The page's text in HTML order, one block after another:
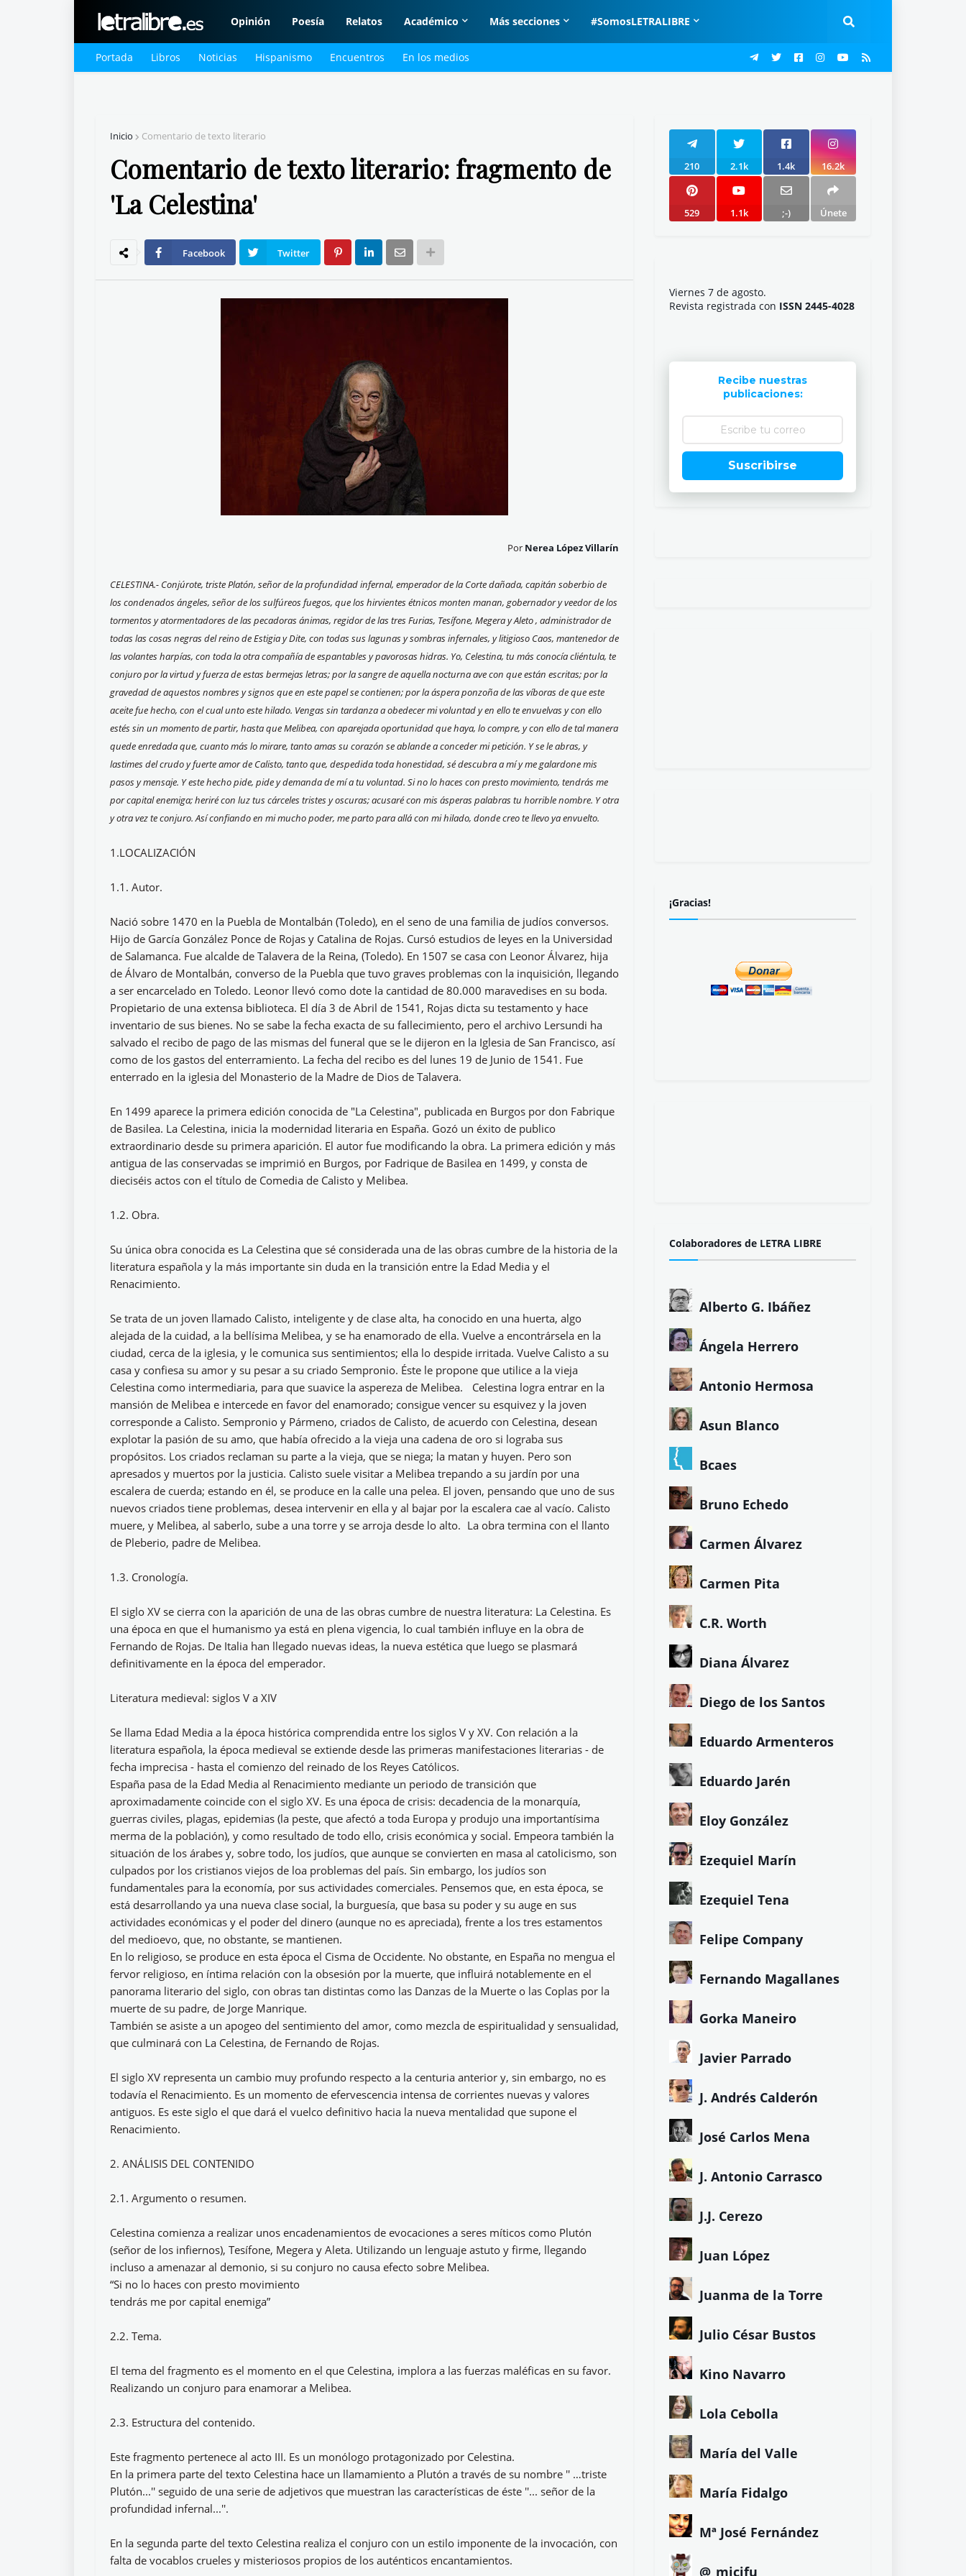
Opinión Poesía Relatos Académico Más secciones #SomosLETRALIBRE
Portada Libros Noticias Hispanismo Encuentros En los medios
Inicio Comentario de texto literario
Comentario de texto literario: fragmento de
'La Celestina'
Facebook Twitter
Por Nerea López Villarín
CELESTINA.- Conjúrote, triste Platón, señor de la profundidad infernal, emperador de la Corte dañada, capitán soberbio de
los condenados ángeles, señor de los sulfúreos fuegos, que los hirvientes étnicos monten manan, gobernador y veedor de los
tormentos y atormentadores de las pecadoras ánimas, regidor de las tres Furias, Tesífone, Megera y Aleto , administrador de
todas las cosas negras del reino de Estigia y Dite, con todas sus lagunas y sombras infernales, y litigioso Caos, mantenedor de
las volantes harpías, con toda la otra compañía de espantables y pavorosas hidras. Yo, Celestina, tu más conocía cliéntula, te
conjuro por la virtud y fuerza de estas bermejas letras; por la sangre de aquella nocturna ave con que están escritas; por la
gravedad de aquestos nombres y signos que en este papel se contienen; por la áspera ponzoña de las víboras de que este
aceite fue hecho, con el cual unto este hilado. Vengas sin tardanza a obedecer mi voluntad y en ello te envuelvas y con ello
estés sin un momento de partir, hasta que Melibea, con aparejada oportunidad que haya, lo compre, y con ello de tal manera
quede enredada que, cuanto más lo mirare, tanto amas su corazón se ablande a conceder mi petición. Y se le abras, y
lastimes del crudo y fuerte amor de Calisto, tanto que, despedida toda honestidad, sé descubra a mí y me galardone mis
pasos y mensaje. Y este hecho pide, pide y demanda de mí a tu voluntad. Si no lo haces con presto movimiento, tendrás me
por capital enemiga; heriré con luz tus cárceles tristes y oscuras; acusaré con mis ásperas palabras tu horrible nombre. Y otra
y otra vez te conjuro. Así confiando en mi mucho poder, me parto para allá con mi hilado, donde creo te llevo ya envuelto.
1.LOCALIZACIÓN
1.1. Autor.
Nació sobre 1470 en la Puebla de Montalbán (Toledo), en el seno de una familia de judíos conversos.
Hijo de García González Ponce de Rojas y Catalina de Rojas. Cursó estudios de leyes en la Universidad
de Salamanca. Fue alcalde de Talavera de la Reina, (Toledo). En 1507 se casa con Leonor Álvarez, hija
de Álvaro de Montalbán, converso de la Puebla que tuvo graves problemas con la inquisición, llegando
a ser encarcelado en Toledo. Leonor llevó como dote la cantidad de 80.000 maravedises en su boda.
Propietario de una extensa biblioteca. El día 3 de Abril de 1541, Rojas dicta su testamento y hace
inventario de sus bienes. No se sabe la fecha exacta de su fallecimiento, pero el archivo Lersundi ha
salvado el recibo de pago de las mismas del funeral que se le dijeron en la Iglesia de San Francisco, así
como de los gastos del enterramiento. La fecha del recibo es del lunes 19 de Junio de 1541. Fue
enterrado en la iglesia del Monasterio de la Madre de Dios de Talavera.
En 1499 aparece la primera edición conocida de "La Celestina", publicada en Burgos por don Fabrique
de Basilea. La Celestina, inicia la modernidad literaria en España. Gozó un éxito de publico
extraordinario desde su primera aparición. El autor fue modificando la obra. La primera edición y más
antigua de las conservadas se imprimió en Burgos, por Fadrique de Basilea en 1499, y consta de
dieciséis actos con el título de Comedia de Calisto y Melibea.
1.2. Obra.
Su única obra conocida es La Celestina que sé considerada una de las obras cumbre de la historia de la
literatura española y la más importante sin duda en la transición entre la Edad Media y el
Renacimiento.
Se trata de un joven llamado Calisto, inteligente y de clase alta, ha conocido en una huerta, algo
alejada de la cuidad, a la bellísima Melibea, y se ha enamorado de ella. Vuelve a encontrársela en la
ciudad, cerca de la iglesia, y le comunica sus sentimientos; ella lo despide irritada. Vuelve Calisto a su
casa y confiesa su amor y su pesar a su criado Sempronio. Éste le propone que utilice a la vieja
Celestina como intermediaria, para que suavice la aspereza de Melibea. Celestina logra entrar en la
mansión de Melibea e intercede en favor del enamorado; consigue vencer su esquivez y la joven
corresponde a Calisto. Sempronio y Pármeno, criados de Calisto, de acuerdo con Celestina, desean
explotar la pasión de su amo, que había ofrecido a la vieja una cadena de oro si lograba sus
propósitos. Los criados reclaman su parte a la vieja, que se niega; la matan y huyen. Pero son
apresados y muertos por la justicia. Calisto suele visitar a Melibea trepando a su jardín por una
escalera de cuerda; estando en él, se produce en la calle una pelea. El joven, pensando que uno de sus
nuevos criados tiene problemas, desea intervenir en ella y al bajar por la escalera cae al vacío. Calisto
muere, y Melibea, al saberlo, sube a una torre y se arroja desde lo alto. La obra termina con el llanto
de Pleberio, padre de Melibea.
1.3. Cronología.
El siglo XV se cierra con la aparición de una de las obras cumbre de nuestra literatura: La Celestina. Es
una época en que el humanismo ya está en plena vigencia, lo cual también influye en la obra de
Fernando de Rojas. De Italia han llegado nuevas ideas, la nueva estética que luego se plasmará
definitivamente en la época del emperador.
Literatura medieval: siglos V a XIV
Se llama Edad Media a la época histórica comprendida entre los siglos V y XV. Con relación a la
literatura española, la época medieval se extiende desde las primeras manifestaciones literarias - de
fecha imprecisa - hasta el comienzo del reinado de los Reyes Católicos.
España pasa de la Edad Media al Renacimiento mediante un periodo de transición que
aproximadamente coincide con el siglo XV. Es una época de crisis: decadencia de la monarquía,
guerras civiles, plagas, epidemias (la peste, que afectó a toda Europa y produjo una importantísima
merma de la población), y como resultado de todo ello, crisis económica y social. Empeora también la
situación de los árabes y, sobre todo, los judíos, que aunque se convierten en masa al catolicismo, son
culpados por los cristianos viejos de loa problemas del país. Sin embargo, los judíos son
fundamentales para la economía, por sus actividades comerciales. Pensemos que, en esta época, se
está desarrollando ya una nueva clase social, la burguesía, que basa su poder y su auge en sus
actividades económicas y el poder del dinero (aunque no es apreciada), frente a los tres estamentos
del medioevo, que, no obstante, se mantienen.
En lo religioso, se produce en esta época el Cisma de Occidente. No obstante, en España no mengua el
fervor religioso, en íntima relación con la obsesión por la muerte, que influirá notablemente en el
panorama literario del siglo, con obras tan distintas como las Danzas de la Muerte o las Coplas por la
muerte de su padre, de Jorge Manrique.
También se asiste a un apogeo del sentimiento del amor, como mezcla de espiritualidad y sensualidad,
que culminará con La Celestina, de Fernando de Rojas.
El siglo XV representa un cambio muy profundo respecto a la centuria anterior y, sin embargo, no es
todavía el Renacimiento. Es un momento de efervescencia intensa de corrientes nuevas y valores
antiguos. Es este siglo el que dará el vuelco definitivo hacia la nueva mentalidad que supone el
Renacimiento.
2. ANÁLISIS DEL CONTENIDO
2.1. Argumento o resumen.
Celestina comienza a realizar unos encadenamientos de evocaciones a seres míticos como Plutón
(señor de los infiernos), Tesífone, Megera y Aleta. Utilizando un lenguaje astuto y firme, llegando
incluso a amenazar al demonio, si su conjuro no causa efecto sobre Melibea.
“Si no lo haces con presto movimiento
tendrás me por capital enemiga”
2.2. Tema.
El tema del fragmento es el momento en el que Celestina, implora a las fuerzas maléficas en su favor.
Realizando un conjuro para enamorar a Melibea.
2.3. Estructura del contenido.
Este fragmento pertenece al acto III. Es un monólogo protagonizado por Celestina.
En la primera parte del texto Celestina hace un llamamiento a Plutón a través de su nombre '' …triste
Plutón...'' seguido de una serie de adjetivos que muestran las características de éste ''... señor de la
profundidad infernal...''.
En la segunda parte del texto Celestina realiza el conjuro con un estilo imponente de la invocación, con
falta de vocablos crueles y misteriosos propios de los auténticos encantamientos.
210 2.1k 1.4k 16.2k
529 1.1k ;-) Únete
Viernes 7 de agosto.
Revista registrada con ISSN 2445-4028
Recibe nuestras
publicaciones:
Suscribirse
¡Gracias!
Colaboradores de LETRA LIBRE
Alberto G. Ibáñez
Ángela Herrero
Antonio Hermosa
Asun Blanco
Bcaes
Bruno Echedo
Carmen Álvarez
Carmen Pita
C.R. Worth
Diana Álvarez
Diego de los Santos
Eduardo Armenteros
Eduardo Jarén
Eloy González
Ezequiel Marín
Ezequiel Tena
Felipe Company
Fernando Magallanes
Gorka Maneiro
Javier Parrado
J. Andrés Calderón
José Carlos Mena
J. Antonio Carrasco
J.J. Cerezo
Juan López
Juanma de la Torre
Julio César Bustos
Kino Navarro
Lola Cebolla
María del Valle
María Fidalgo
Mª José Fernández
@_micifu_